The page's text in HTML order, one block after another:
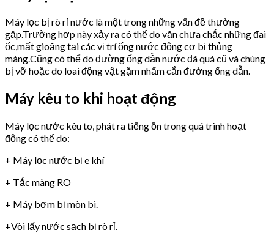
Máy lọc bị rò rỉ nước là một trong những vấn đề thường
gặp.Trường hợp này xảy ra có thể do vặn chưa chắc những đai
ốc,mất gioăng tại các vị trí ống nước động cơ bị thủng
màng.Cũng có thể do đường ống dẫn nước đã quá cũ và chúng
bị vỡ hoặc do loai động vật gặm nhấm cắn đường ống dẫn.
Máy kêu to khi hoạt động
Máy lọc nước kêu to, phát ra tiếng ồn trong quá trình hoạt
động có thể do:
+ Máy lọc nước bị e khí
+ Tắc màng RO
+ Máy bơm bị mòn bi.
+Vòi lấy nước sạch bị rò rỉ.